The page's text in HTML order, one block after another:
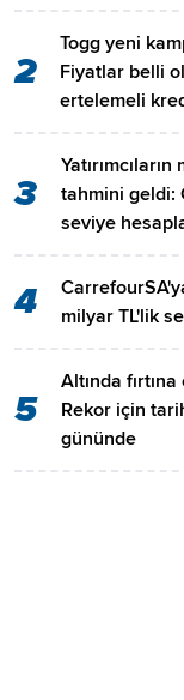
2
Togg yeni
Fiyatlar belli
ertelemeli
3
tahmini geldi:
seviye
4
milyar TL'lik
5
Altında
Rekor için
gününde